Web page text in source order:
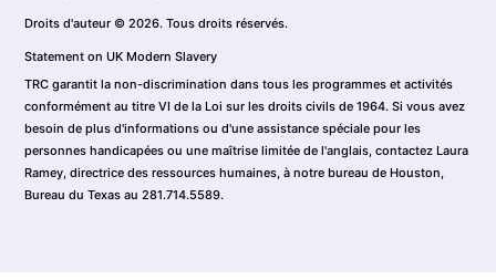
Droits d'auteur © 2026. Tous droits réservés.
Statement on UK Modern Slavery
TRC garantit la non-discrimination dans tous les programmes et activités
conformément au titre VI de la Loi sur les droits civils de 1964. Si vous avez
besoin de plus d'informations ou d'une assistance spéciale pour les
personnes handicapées ou une maîtrise limitée de l'anglais, contactez Laura
Ramey, directrice des ressources humaines, à notre bureau de Houston,
Bureau du Texas au 281.714.5589.